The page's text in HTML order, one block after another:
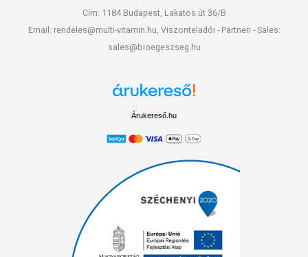
Cím: 1184 Budapest, Lakatos út 36/B
Email: rendeles@multi-vitamin.hu, Viszonteladói - Partneri - Sales:
sales@bioegeszseg.hu
Árukereső.hu